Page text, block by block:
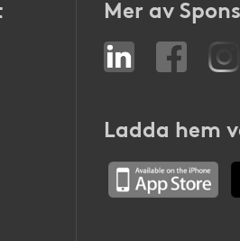
Mer av
Ladda hem